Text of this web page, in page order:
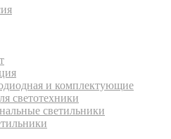
и комплектующие
светотехники
светильники